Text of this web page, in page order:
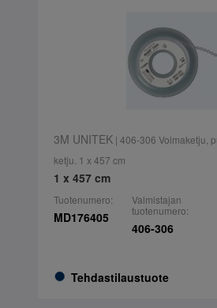
3M UNITEK| 406-306 Voimaketju,
ketju. 1 x 457 cm
1 x 457 cm
Tuotenumero:
MD176405
Tehdastilaustuote
Valmistajan
tuotenumero:
406-306